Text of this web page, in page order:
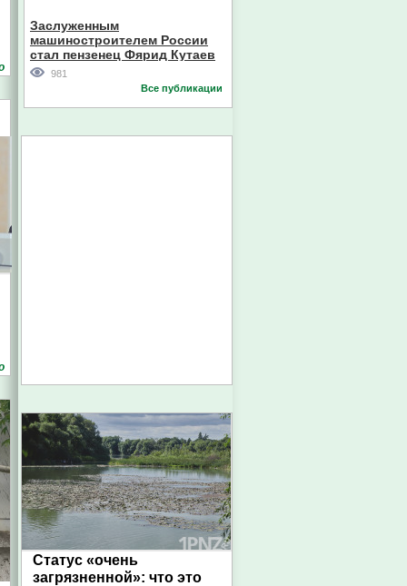
Заслуженным
машиностроителем России
стал пензенец Фярид Кутаев
981
Все публикации
Статус «очень
загрязненной»: что это